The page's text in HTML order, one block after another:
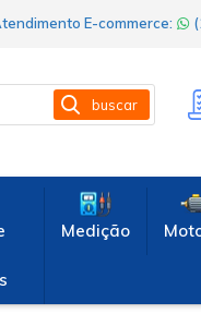
E-commerce:
buscar
Medição